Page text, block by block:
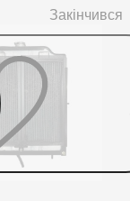
Закінчився